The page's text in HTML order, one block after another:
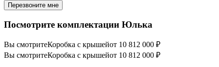
Перезвоните мне
Посмотрите комплектации Юлька
Вы смотритеКоробка с крышейот 10 812 000 ₽
Вы смотритеКоробка с крышейот 10 812 000 ₽